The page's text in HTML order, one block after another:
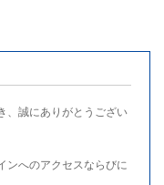
、誠にありがとうござい
ンへのアクセスならびに